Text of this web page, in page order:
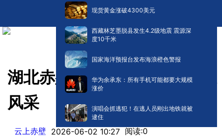
现货黄金涨破4300美元
西藏林芝墨脱县发生4.2级地震 震源深
度10千米
国家海洋预报台发布海浪橙色警报
华为余承东：所有手机可能都要大规模
涨价
演唱会抓逃犯！在逃人员刚出地铁就被
逮住
湖北赤壁：萌娃秀非遗 六一展
风采
云上赤壁 2026-06-02 10:27 阅读:0